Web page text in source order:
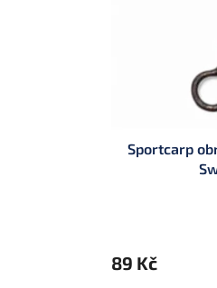
Sportcarp
89 Kč